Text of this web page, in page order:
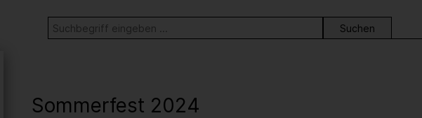
Stichwortsuche
SUCHE
Sommerfest 2024